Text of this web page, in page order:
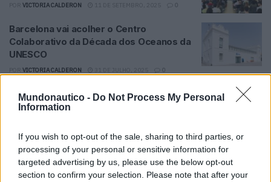
Mundonautico - Do Not Process My Personal
Information
If you wish to opt-out of the sale, sharing to third parties, or
processing of your personal or sensitive information for
targeted advertising by us, please use the below opt-out
section to confirm your selection. Please note that after your
VICTORIA CALDERON 0
Barcelona vai acolher o Centro
Colaborativo da Década dos Oceanos da
UNESCO
VICTORIA CALDERON 0
Salão Náutico Internacional de Barcelona
de 8 a 12 de outubro no Port Vell
1 2